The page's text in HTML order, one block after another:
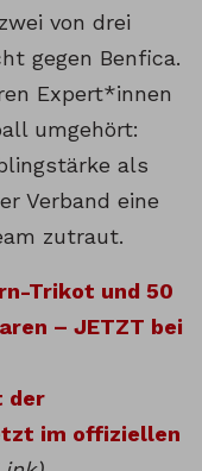
von drei
gegen Benfica.
Expert*innen
umgehört:
als
Verband eine
zutraut.
Trikot und 50
– JETZT bei
der
im offiziellen